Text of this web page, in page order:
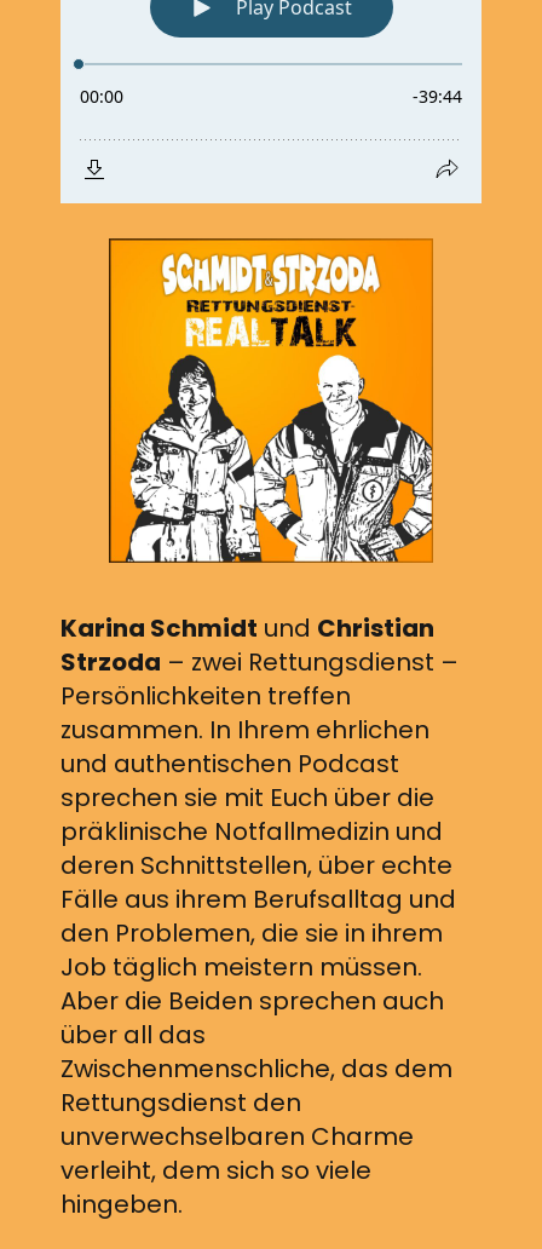
Karina Schmidt und Christian
Strzoda – zwei Rettungsdienst –
Persönlichkeiten treffen
zusammen. In Ihrem ehrlichen
und authentischen Podcast
sprechen sie mit Euch über die
präklinische Notfallmedizin und
deren Schnittstellen, über echte
Fälle aus ihrem Berufsalltag und
den Problemen, die sie in ihrem
Job täglich meistern müssen.
Aber die Beiden sprechen auch
über all das
Zwischenmenschliche, das dem
Rettungsdienst den
unverwechselbaren Charme
verleiht, dem sich so viele
hingeben.